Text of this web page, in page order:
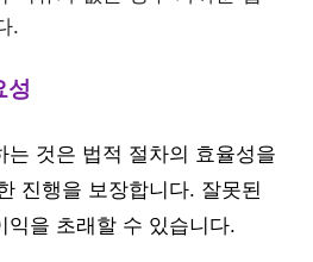
.
성
는 것은 법적 절차의 효율성을
진행을 보장합니다. 잘못된
익을 초래할 수 있습니다.